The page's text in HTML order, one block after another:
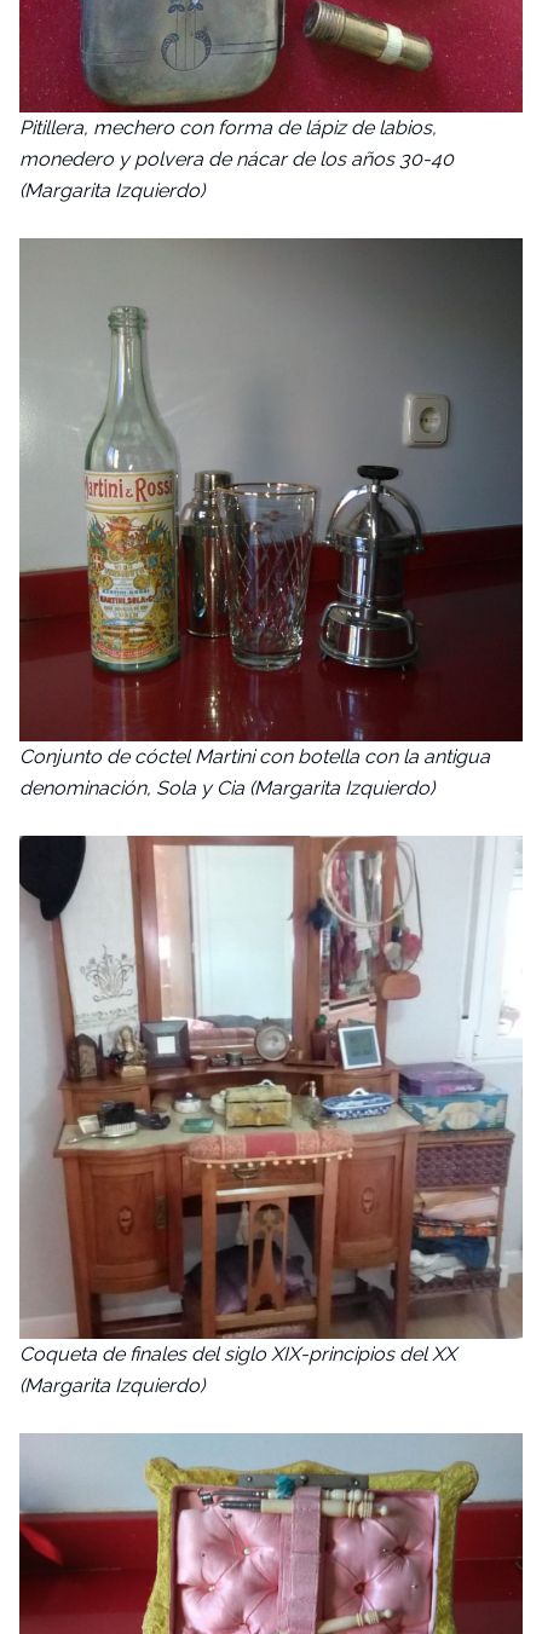
Pitillera, mechero con forma de lápiz de labios,
monedero y polvera de nácar de los años 30-40
(Margarita Izquierdo)
Conjunto de cóctel Martini con botella con la antigua
denominación, Sola y Cia (Margarita Izquierdo)
Coqueta de finales del siglo XIX-principios del XX
(Margarita Izquierdo)